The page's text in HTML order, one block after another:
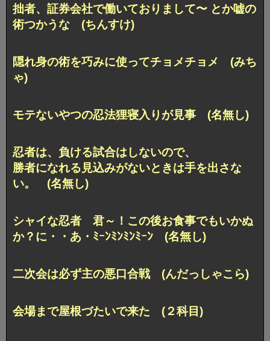
拙者、証券会社で働いておりまして〜 とか嘘の
術つかうな (ちんすけ)
隠れ身の術を巧みに使ってチョメチョメ (みち
ゃ)
モテないやつの忍法狸寝入りが見事 (名無し)
忍者は、負ける試合はしないので、
勝者になれる見込みがないときは手を出さな
い。 (名無し)
シャイな忍者 君～！この後お食事でもいかぬ
か？に・・あ・ﾐｰﾝﾐﾝﾐﾝﾐｰﾝ (名無し)
二次会は必ず主の悪口合戦 (んだっしゃこら)
会場まで屋根づたいで来た (２科目)